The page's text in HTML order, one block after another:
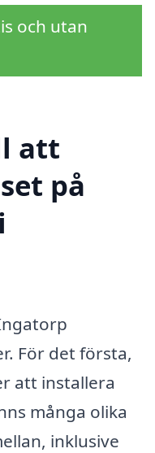
och utan
att
på
För det första,
att installera
många olika
inklusive